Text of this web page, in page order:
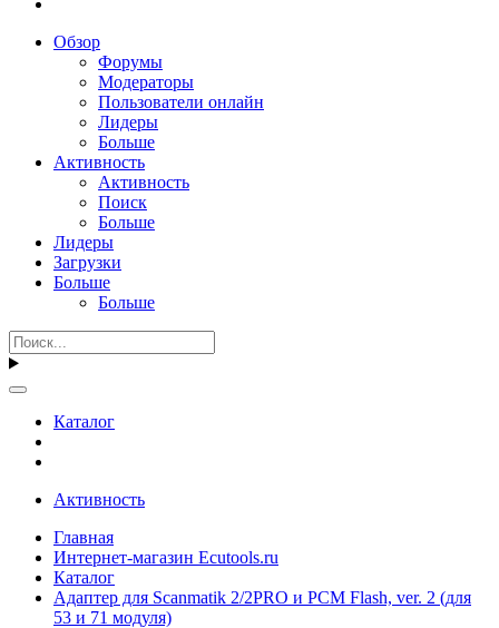
Обзор
Форумы
Модераторы
Пользователи онлайн
Лидеры
Больше
Активность
Активность
Поиск
Больше
Лидеры
Загрузки
Больше
Больше
Каталог
Активность
Главная
Интернет-магазин Ecutools.ru
Каталог
Адаптер для Scanmatik 2/2PRO и PCM Flash, ver. 2 (для
53 и 71 модуля)